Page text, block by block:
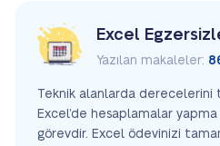
Excel
Yazılan makaleler:
Teknik alanlarda derecelerini
Excel’de hesaplamalar yapma
görevdir. Excel ödevinizi